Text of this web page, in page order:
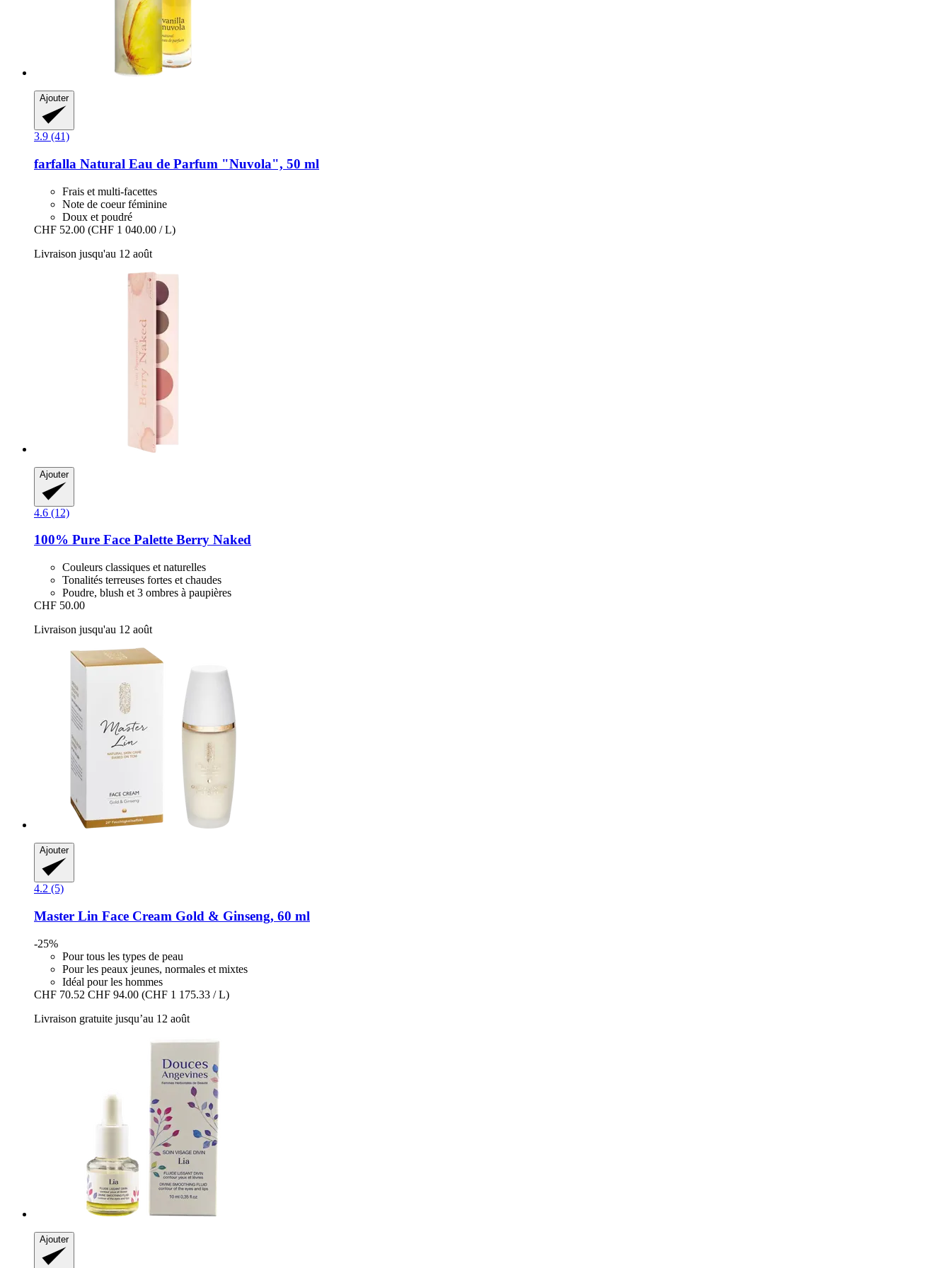
Ajouter
3.9 (41)
farfalla Natural Eau de Parfum "Nuvola", 50 ml
Frais et multi-facettes
Note de coeur féminine
Doux et poudré
CHF 52.00 (CHF 1 040.00 / L)
Livraison jusqu'au 12 août
Ajouter
4.6 (12)
100% Pure Face Palette Berry Naked
Couleurs classiques et naturelles
Tonalités terreuses fortes et chaudes
Poudre, blush et 3 ombres à paupières
CHF 50.00
Livraison jusqu'au 12 août
Ajouter
4.2 (5)
Master Lin Face Cream Gold & Ginseng, 60 ml
-25%
Pour tous les types de peau
Pour les peaux jeunes, normales et mixtes
Idéal pour les hommes
CHF 70.52 CHF 94.00 (CHF 1 175.33 / L)
Livraison gratuite jusqu’au 12 août
Ajouter